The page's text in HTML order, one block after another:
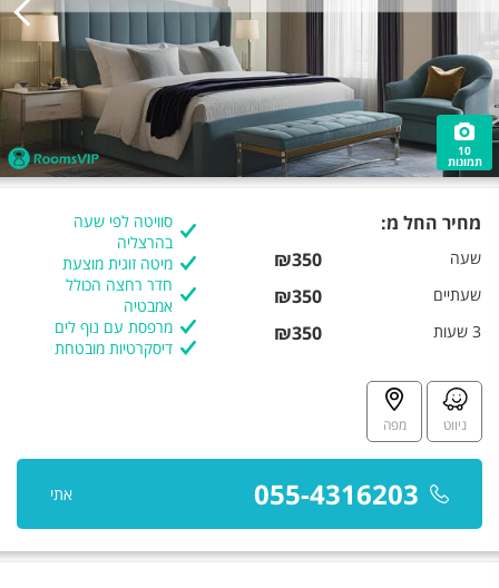
10
תמונות
מחיר החל מ:
שעה ₪350
שעתיים ₪350
3 שעות ₪350
סוויטה לפי שעה
בהרצליה
מיטה זוגית מוצעת
חדר רחצה הכולל
אמבטיה
מרפסת עם נוף לים
דיסקרטיות מובטחת
ניווט מפה
055-4316203 אתי